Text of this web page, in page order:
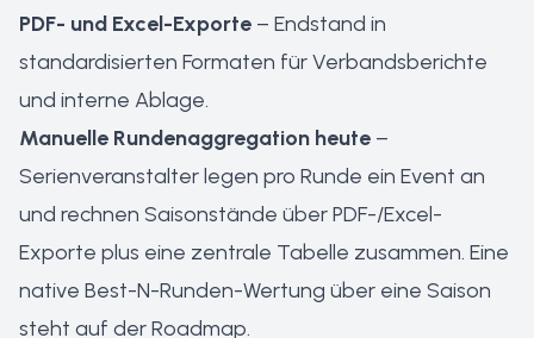
PDF- und Excel-Exporte – Endstand in
standardisierten Formaten für Verbandsberichte
und interne Ablage.
Manuelle Rundenaggregation heute –
Serienveranstalter legen pro Runde ein Event an
und rechnen Saisonstände über PDF-/Excel-
Exporte plus eine zentrale Tabelle zusammen. Eine
native Best-N-Runden-Wertung über eine Saison
steht auf der Roadmap.